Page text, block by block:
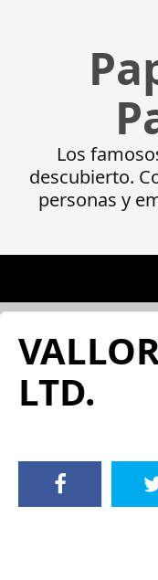
Los
descubierto.
personas y
LTD.